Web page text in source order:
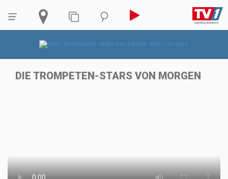
DIE TROMPETEN-STARS VON MORGEN